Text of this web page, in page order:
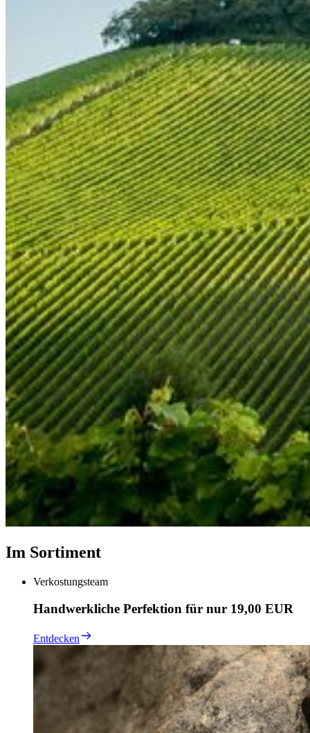
Im Sortiment
Verkostungsteam
Handwerkliche Perfektion für nur 19,00 EUR
Entdecken